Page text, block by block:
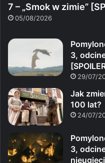
7 – „Smok w zimie”
05/08/2026
3,
29/07/
Jak
100 lat?
24/07/
3,